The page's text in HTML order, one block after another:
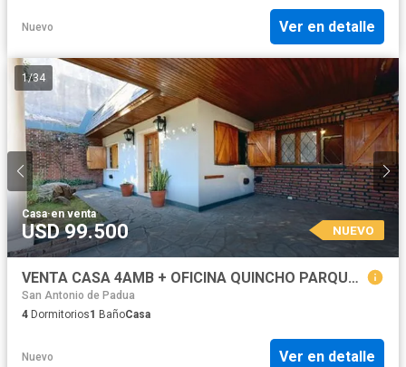
Nuevo Ver en detalle
1/34
Casa·en venta
USD 99.500 NUEVO
VENTA CASA 4AMB + OFICINA QUINCHO PARQUE S.A PADUA
San Antonio de Padua
4 Dormitorios1 BañoCasa
Nuevo Ver en detalle